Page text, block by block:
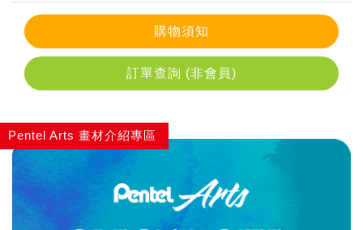
購物須知
訂單查詢 (非會員)
Pentel Arts 畫材介紹專區